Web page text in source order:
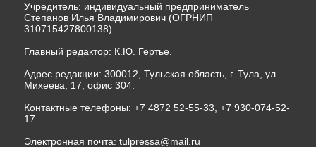
Учредитель: индивидуальный предприниматель
Степанов Илья Владимирович (ОГРНИП
310715427800138).
Главный редактор: К.Ю. Гертье.
Адрес редакции: 300012, Тульская область, г. Тула, ул.
Михеева, 17, офис 304.
Контактные телефоны: +7 4872 52-55-33, +7 930-074-52-
17
Электронная почта: tulpressa@mail.ru